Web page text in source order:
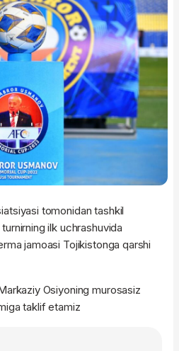
tomonidan tashkil
ilk uchrashuvida
jamoasi Tojikistonga qarshi
Osiyoning murosasiz
taklif etamiz